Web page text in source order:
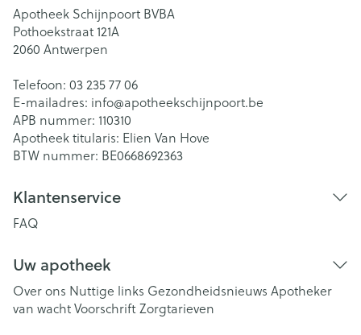
Apotheek Schijnpoort BVBA
Pothoekstraat 121A
2060 Antwerpen
Telefoon: 03 235 77 06
E-mailadres: info@apotheekschijnpoort.be
APB nummer: 110310
Apotheek titularis: Elien Van Hove
BTW nummer: BE0668692363
Klantenservice
FAQ
Uw apotheek
Over ons Nuttige links Gezondheidsnieuws Apotheker
van wachtVoorschriftZorgtarieven